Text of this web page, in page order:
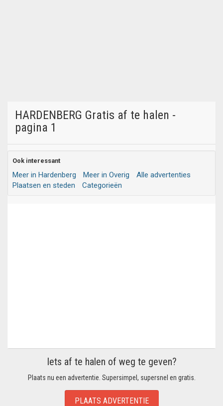
HARDENBERG Gratis af te halen -
pagina 1
Ook interessant
Meer in Hardenberg Meer in Overig
Alle advertenties
Plaatsen en steden
Categorieën
Iets af te halen of weg te geven?
Plaats nu een advertentie. Supersimpel, supersnel en gratis.
PLAATS ADVERTENTIE